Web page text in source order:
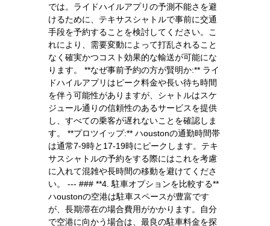
では。ライドハイルアプリの予測不能さを避
けるために、テキサスシャトルで事前に交通
手段を予約することを検討してください。こ
れにより、需要変動によって打乱されること
なく確実かつコスト効果的な輸送が可能にな
ります。 **なぜ事前予約の方が賢明か:** ライ
ドハイルアプリはピーク料金や長い待ち時間
を伴う可能性がありますが、シャトルはスケ
ジュール通りの信頼性のあるサービスを提供
し、すべての乗客が遅れないことを確認しま
す。 **プロツイップ:** ハoustonの通勤時間帯
は通常7-9時と17-19時にピークします。テキ
サスシャトルの予約をする際にはこれを考慮
に入れて混雑や長時間の移動を避けてくださ
い。 --- ### **4. 駐車オプションを比較する**
ハoustonの空港は駐車スペースが豊富です
が、長期滞在の場合費用がかかります。自分
で空港に向かう場合は、最良の駐車料金を探